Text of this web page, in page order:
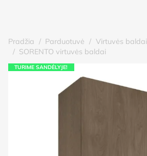
Pradžia / Parduotuvė / Virtuvės baldai
/ SORENTO virtuvės baldai
TURIME SANDĖLYJE!